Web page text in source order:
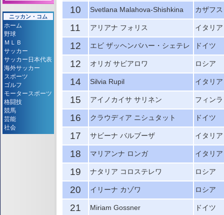
10 Svetlana Malahova-Shishkina カザフ
11 アリアナ フォリス イタリア
12 エビ ザッヘンバハー・シェテレ ドイツ
12 オリガ サビアロワ ロシア
14 Silvia Rupil イタリア
15 アイノカイサ サリネン フィン
16 クラウディア ニシュタット ドイツ
17 サビーナ バルブーザ イタリア
18 マリアンナ ロンガ イタリア
19 ナタリア コロステレワ ロシア
20 イリーナ カゾワ ロシア
21 Miriam Gossner ドイツ
ニッカン・コム
ホーム
野球
ＭＬＢ
サッカー
サッカー日本代表
海外サッカー
スポーツ
ゴルフ
モータースポーツ
格闘技
競馬
芸能
社会